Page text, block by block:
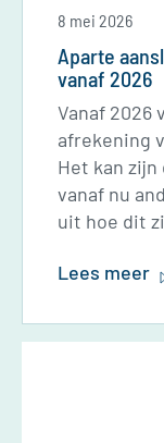
8 mei 2026
Aparte
vanaf 2026
Vanaf 2026
afrekening
Het kan
vanaf nu
uit hoe dit zit. Let op: deze
al
Lees meer